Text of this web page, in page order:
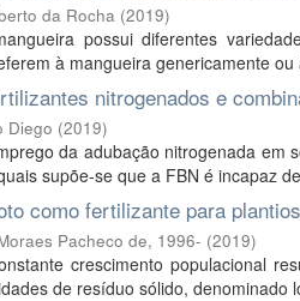
da Rocha (2019)
possui diferentes
à mangueira genericamente
nitrogenados e
Diego (2019)
da adubação nitrogenada em
supõe-se que a FBN é incapaz
como fertilizante para
Pacheco de, 1996- (2019)
crescimento populacional
de resíduo sólido,